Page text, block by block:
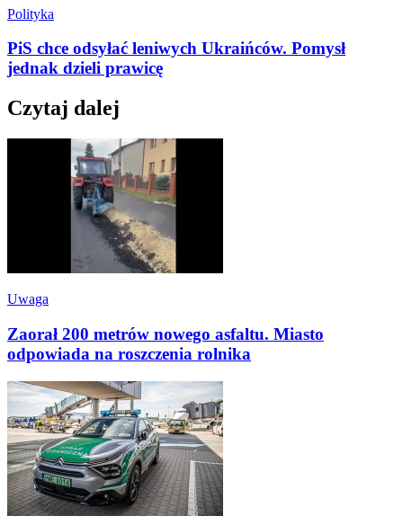
Polityka
PiS chce odsyłać leniwych Ukraińców. Pomysł
jednak dzieli prawicę
Czytaj dalej
Uwaga
Zaorał 200 metrów nowego asfaltu. Miasto
odpowiada na roszczenia rolnika